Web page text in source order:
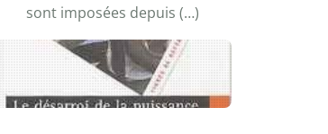
sont imposées depuis (…)